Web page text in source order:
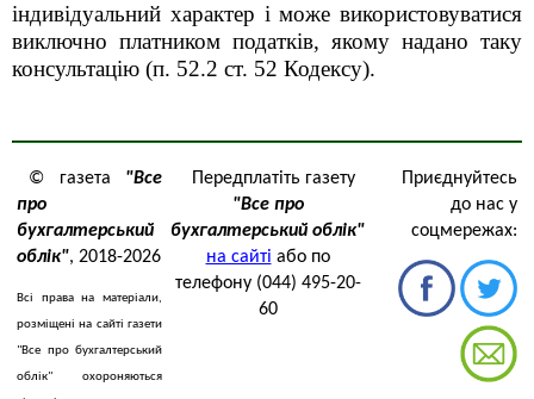
індивідуальний характер і може використовуватися
виключно платником податків, якому надано таку
консультацію (п. 52.2 ст. 52 Кодексу).
© газета "Все
про
бухгалтерський
облік", 2018-2026
Всі права на матеріали,
розміщені на сайті газети
"Все про бухгалтерський
облік" охороняються
Передплатіть газету
"Все про
бухгалтерський облік"
на сайті або по
телефону (044) 495-20-
60
Приєднуйтесь
до нас у
соцмережах: